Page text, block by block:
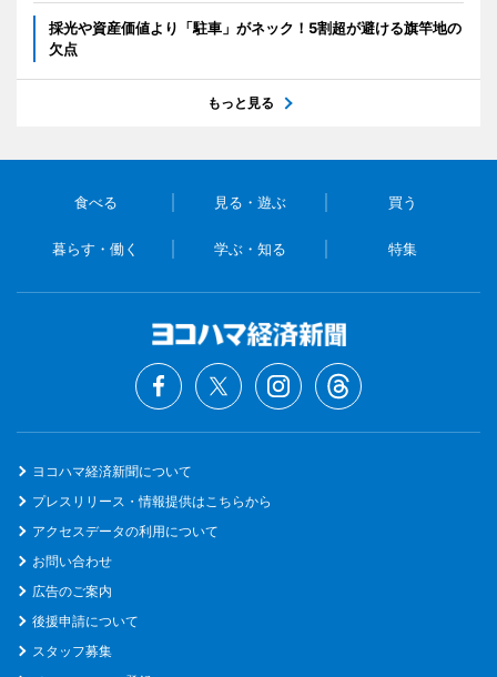
採光や資産価値より「駐車」がネック！5割超が避ける旗竿地の
欠点
もっと見る
食べる 見る・遊ぶ 買う
暮らす・働く 学ぶ・知る 特集
ヨコハマ経済新聞について
プレスリリース・情報提供はこちらから
アクセスデータの利用について
お問い合わせ
広告のご案内
後援申請について
スタッフ募集